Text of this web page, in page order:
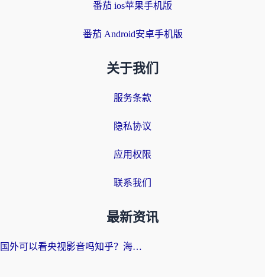
番茄 ios苹果手机版
番茄 Android安卓手机版
关于我们
服务条款
隐私协议
应用权限
联系我们
最新资讯
国外可以看央视影音吗知乎？海外党亲测有效的回国加速方案